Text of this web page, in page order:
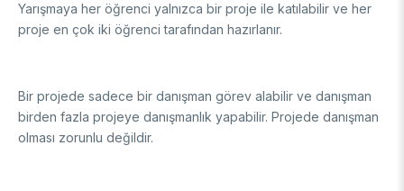
Temiz Enerji, İklim Değişikliği ve Sürdürülebilirlik Araştırma
Enstitüsü
Uzay Teknolojileri Araştırma Enstitüsü (UZAY)
Kutup Araştırmaları Enstitüsü (KARE)
Video Arşivi
KVKK Aydınlatma metni
Yarışmaya her öğrenci yalnızca bir proje ile katılabilir ve her
proje en çok iki öğrenci tarafından hazırlanır.
Bir projede sadece bir danışman görev alabilir ve danışman
birden fazla projeye danışmanlık yapabilir. Projede danışman
olması zorunlu değildir.